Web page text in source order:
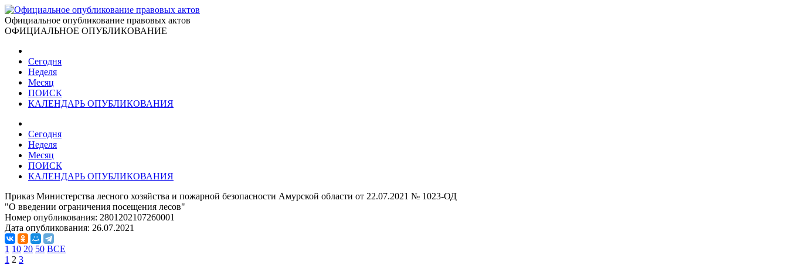
Официальное опубликование правовых актов
ОФИЦИАЛЬНОЕ ОПУБЛИКОВАНИЕ
Сегодня
Неделя
Месяц
ПОИСК
КАЛЕНДАРЬ ОПУБЛИКОВАНИЯ
Сегодня
Неделя
Месяц
ПОИСК
КАЛЕНДАРЬ ОПУБЛИКОВАНИЯ
Приказ Министерства лесного хозяйства и пожарной безопасности Амурской области от 22.07.2021 № 1023-ОД
"О введении ограничения посещения лесов"
Номер опубликования: 2801202107260001
Дата опубликования: 26.07.2021
1 10 20 50 ВСЕ
1 2 3